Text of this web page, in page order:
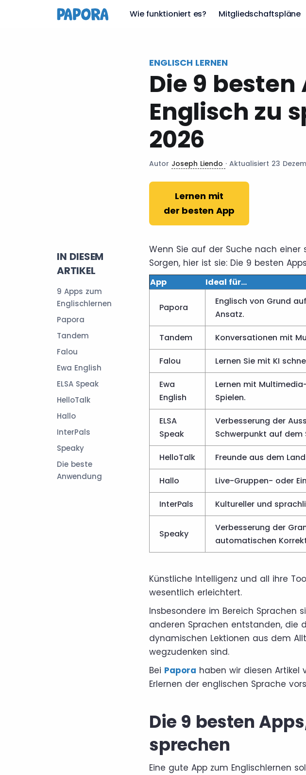
Wie funktioniert es? Mitgliedschaftspläne
ENGLISCH LERNEN
Die 9
Englisch zu
2026
Autor Joseph Liendo · Aktualisiert 23
Lernen mit
der besten App
IN DIESEM
ARTIKEL
9 Apps zum
Englischlernen
Papora
Tandem
Falou
Ewa English
ELSA Speak
HelloTalk
Hallo
InterPals
Speaky
Die beste
Anwendung
Wenn Sie auf der Suche nach einer
Sorgen, hier ist sie: Die 9 besten
App Ideal für...
Papora
Englisch von Grund
Ansatz.
Tandem Konversationen mit
Falou Lernen Sie mit KI
Ewa
English
Lernen mit
Spielen.
ELSA
Speak
Verbesserung der
Schwerpunkt auf dem
HelloTalk Freunde aus dem
Hallo Live-Gruppen- oder
InterPals Kultureller und
Speaky
Verbesserung der
automatischen
Künstliche Intelligenz und all ihre
wesentlich erleichtert.
Insbesondere im Bereich Sprachen
anderen Sprachen entstanden, die
dynamischen Lektionen aus dem
wegzudenken sind.
Bei Papora haben wir diesen Artikel
Erlernen der englischen Sprache
Die 9 besten
sprechen
Eine gute App zum Englischlernen